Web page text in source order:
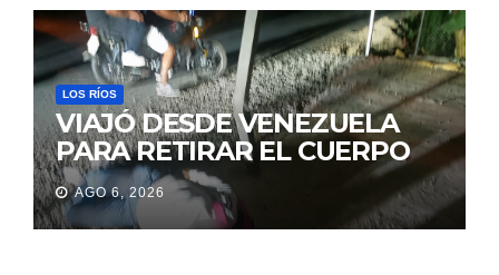
JUDICIALES
LOS RÍOS
VIAJÓ DESDE VENEZUELA
PARA RETIRAR EL CUERPO
DE SU MARIDO QUE
PERMANECIÓ SEIS DÍAS EN
LA MORGUE
AGO 6, 2026